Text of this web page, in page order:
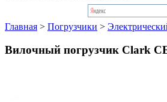
Главная > Погрузчики >
Вилочный погрузчик Clark